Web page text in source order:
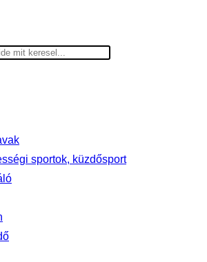
sportok, küzdősport